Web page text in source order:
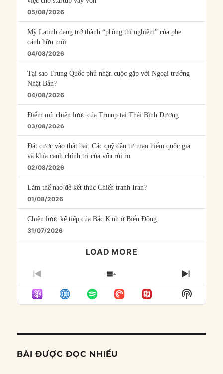
05/08/2026
Mỹ Latinh đang trở thành “phòng thí nghiệm” của phe
cánh hữu mới
04/08/2026
Tại sao Trung Quốc phủ nhận cuộc gặp với Ngoại trưởng
Nhật Bản?
04/08/2026
Điểm mù chiến lược của Trump tại Thái Bình Dương
03/08/2026
Đặt cược vào thất bại: Các quỹ đầu tư mạo hiểm quốc gia
và khía cạnh chính trị của vốn rủi ro
02/08/2026
Làm thế nào để kết thúc Chiến tranh Iran?
01/08/2026
Chiến lược kế tiếp của Bắc Kinh ở Biển Đông
31/07/2026
LOAD MORE
PREVIOUS
EPISODE
SHOW
EPISODES
LIST
NEXT
Show
Podcast
BÀI ĐƯỢC ĐỌC NHIỀU